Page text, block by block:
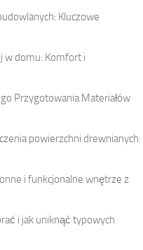
Kluczowe
w domu: Komfort i
Przygotowania Materiałów
powierzchni drewnianych:
i funkcjonalne wnętrze z
i jak uniknąć typowych